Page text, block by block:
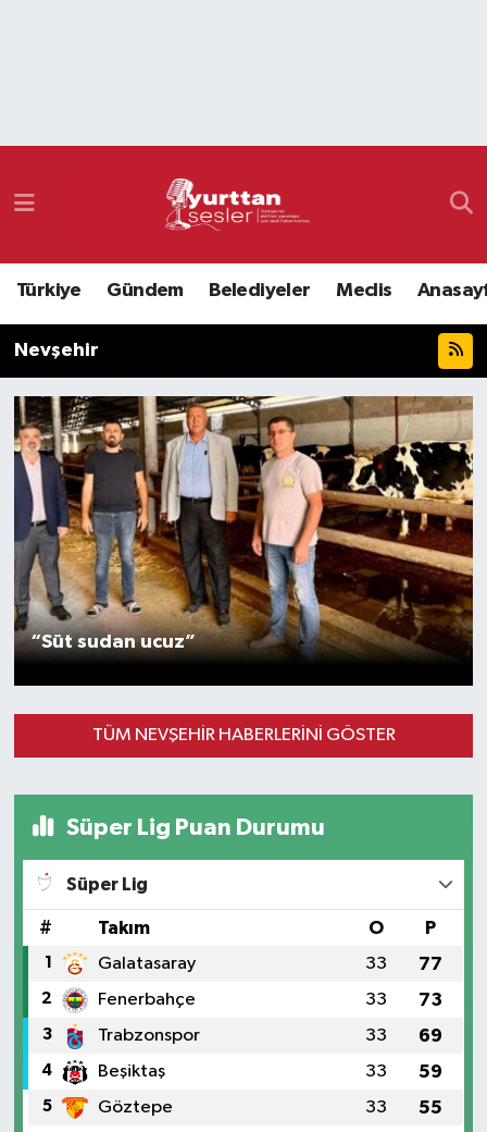
Türkiye Gündem Belediyeler Meclis
Nevşehir
“Süt sudan ucuz”
TÜM NEVŞEHIR HABERLERINI GÖSTER
Süper Lig Puan Durumu
Süper Lig
# Takım O P
1 Galatasaray 33 77
2 Fenerbahçe 33 73
3 Trabzonspor 33 69
4 Beşiktaş 33 59
5 Göztepe 33 55
Namaz Vakitleri
Süper Lig Puan Durumu ve Fikstür
Tüm Manşetler
Son Dakika Haberleri
Haber Arşivi